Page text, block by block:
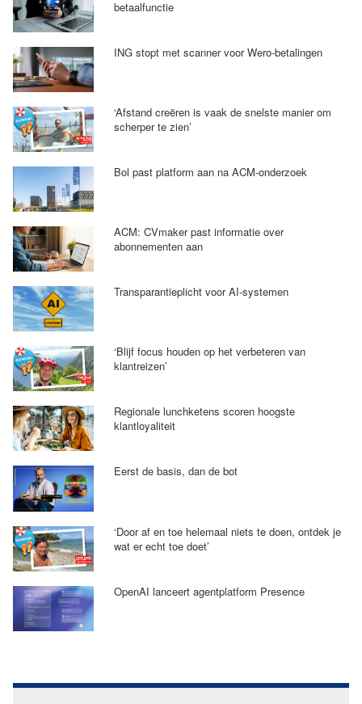
betaalfunctie
ING stopt met scanner voor Wero-betalingen
‘Afstand creëren is vaak de snelste manier om
scherper te zien’
Bol past platform aan na ACM-onderzoek
ACM: CVmaker past informatie over
abonnementen aan
Transparantieplicht voor AI-systemen
‘Blijf focus houden op het verbeteren van
klantreizen’
Regionale lunchketens scoren hoogste
klantloyaliteit
Eerst de basis, dan de bot
‘Door af en toe helemaal niets te doen, ontdek je
wat er echt toe doet’
OpenAI lanceert agentplatform Presence